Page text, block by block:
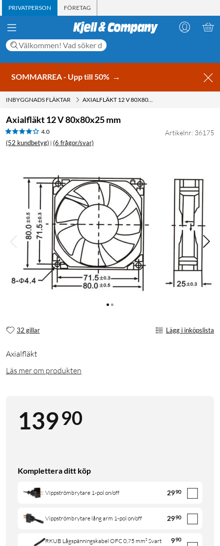
PRIVATPERSON FÖRETAG
SOMMARREA - Upp till 50% →
INBYGGNADS FLÄKTAR AXIALFLÄKT 12 V 80X80X25 MM
Axialfläkt 12 V 80x80x25 mm
4.0
(52 kundbetyg) | (6 frågor/svar)
Artikelnr: 36175
32 gillar Lägg i inköpslista
Axialfläkt
Läs mer om produkten
13990
Komplettera ditt köp
Vippströmbrytare 1-pol on/off 2990
Vippströmbrytare lång arm 1-pol on/off 2990
RKUB Lågspänningskabel OFC 0,75 mm² Svart 990